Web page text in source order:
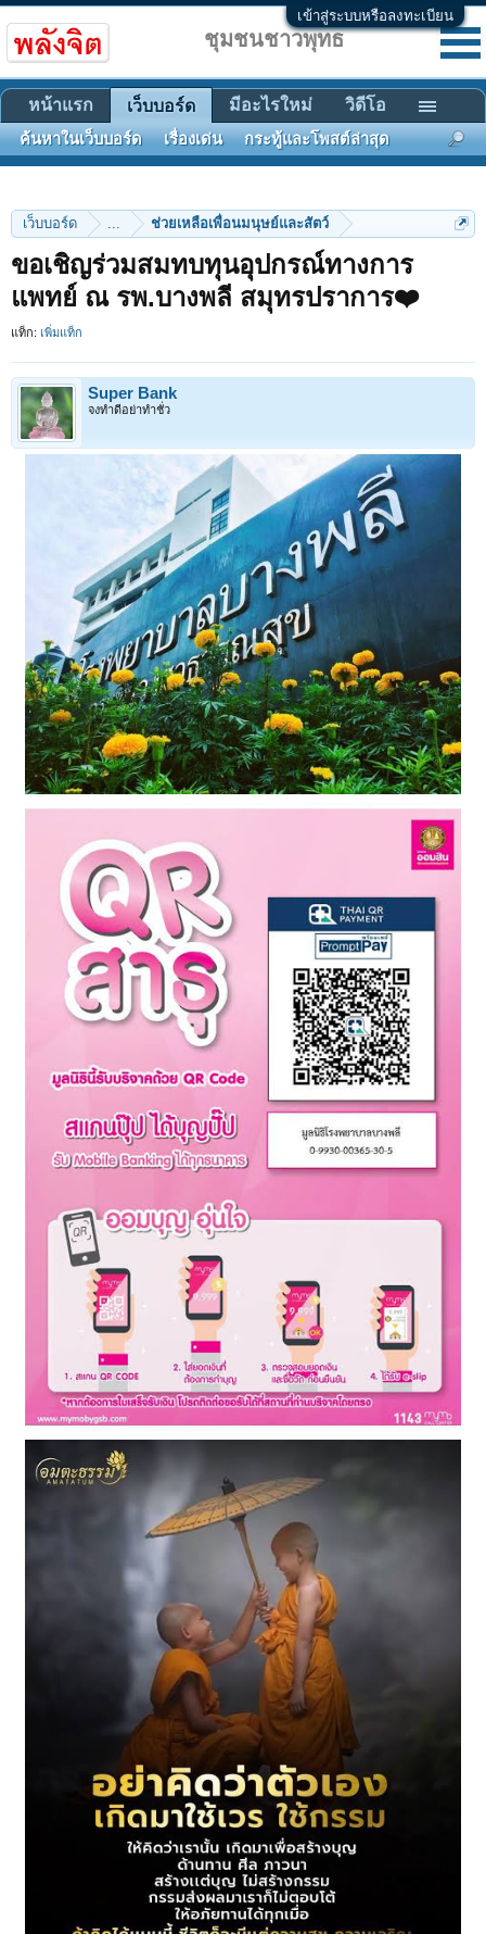
เข้าสู่ระบบหรือลงทะเบียน
เว็บบอร์ด ... ช่วยเหลือเพื่อนมนุษย์และสัตว์
ขอเชิญร่วมสมทบทุนอุปกรณ์ทางการ
แพทย์ ณ รพ.บางพลี สมุทรปราการ❤️
แท็ก: เพิ่มแท็ก
Super Bank
จงทำดีอย่าทำชั่ว
ชุมชนชาวพุทธ
หน้าแรก เว็บบอร์ด
ค้นหาในเว็บบอร์ด เรื่องเด่น กระทู้และโพสต์ล่าสุด
มีอะไรใหม่ วิดีโอ